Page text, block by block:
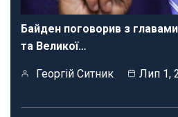
Байден поговорив з
та Великої…
Георгій Ситник Лип 1,